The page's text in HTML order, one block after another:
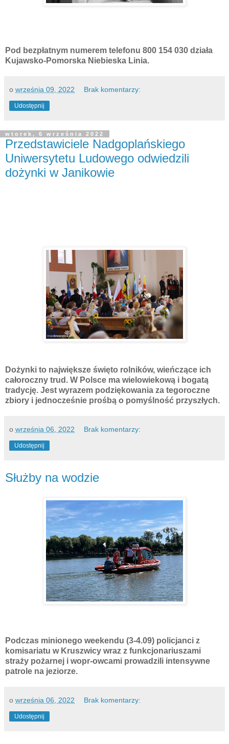
Pod bezpłatnym numerem telefonu 800 154 030 działa
Kujawsko-Pomorska Niebieska Linia.
o września 09, 2022 Brak komentarzy:
Udostępnij
wtorek, 6 września 2022
Przedstawiciele Nadgoplańskiego
Uniwersytetu Ludowego odwiedzili
dożynki w Janikowie
Dożynki to największe święto rolników, wieńczące ich
całoroczny trud. W Polsce ma wielowiekową i bogatą
tradycję. Jest wyrazem podziękowania za tegoroczne
zbiory i jednocześnie prośbą o pomyślność przyszłych.
o września 06, 2022 Brak komentarzy:
Udostępnij
Służby na wodzie
Podczas minionego weekendu (3-4.09) policjanci z
komisariatu w Kruszwicy wraz z funkcjonariuszami
straży pożarnej i wopr-owcami prowadzili intensywne
patrole na jeziorze.
o września 06, 2022 Brak komentarzy:
Udostępnij